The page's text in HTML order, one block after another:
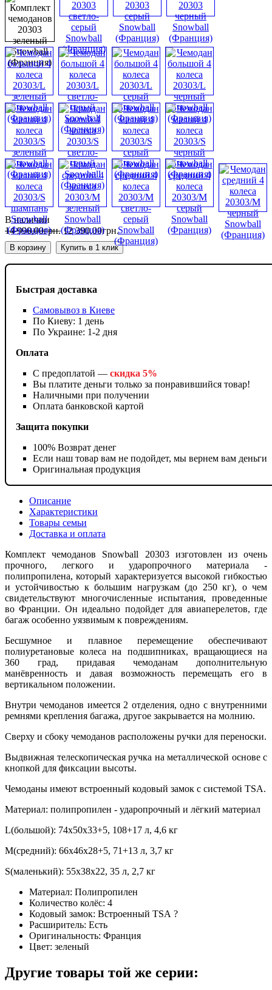
Быстрая доставка
Самовывоз в Киеве
По Киеву: 1 день
По Украине: 1-2 дня
Оплата
С предоплатой — скидка 5%
Вы платите деньги только за понравившийся товар!
Наличными при получении
Оплата банковской картой
Защита покупки
100% Возврат денег
Если наш товар вам не подойдет, мы вернем вам деньги
Оригинальная продукция
В наличии
14 990,00грн. 12 390,00грн.
В корзину Купить в 1 клик
Описание
Характеристики
Товары семьи
Доставка и оплата
Комплект чемоданов Snowball 20303 изготовлен из очень
прочного, легкого и ударопрочного материала -
полипропилена, который характеризуется высокой гибкостью
и устойчивостью к большим нагрузкам (до 250 кг), о чем
свидетельствуют многочисленные испытания, проведенные
во Франции. Он идеально подойдет для авиаперелетов, где
багаж особенно уязвимым к повреждениям.
Бесшумное и плавное перемещение обеспечивают
полиуретановые колеса на подшипниках, вращающиеся на
360 град, придавая чемоданам дополнительную
манёвренность и давая возможность перемещать его в
вертикальном положении.
Внутри чемоданов имеется 2 отделения, одно с внутренними
ремнями крепления багажа, другое закрывается на молнию.
Сверху и сбоку чемоданов расположены ручки для переноски.
Выдвижная телескопическая ручка на металлической основе с
кнопкой для фиксации высоты.
Чемоданы имеют встроенный кодовый замок с системой TSA.
Материал: полипропилен - ударопрочный и лёгкий материал
L(большой): 74х50х33+5, 108+17 л, 4,6 кг
M(средний): 66х46х28+5, 71+13 л, 3,7 кг
S(маленький): 55х38х22, 35 л, 2,7 кг
Материал: Полипропилен
Количество колёс: 4
Кодовый замок: Встроенный TSA ?
Расширитель: Есть
Оригинальность: Франция
Цвет: зеленый
Другие товары той же серии: